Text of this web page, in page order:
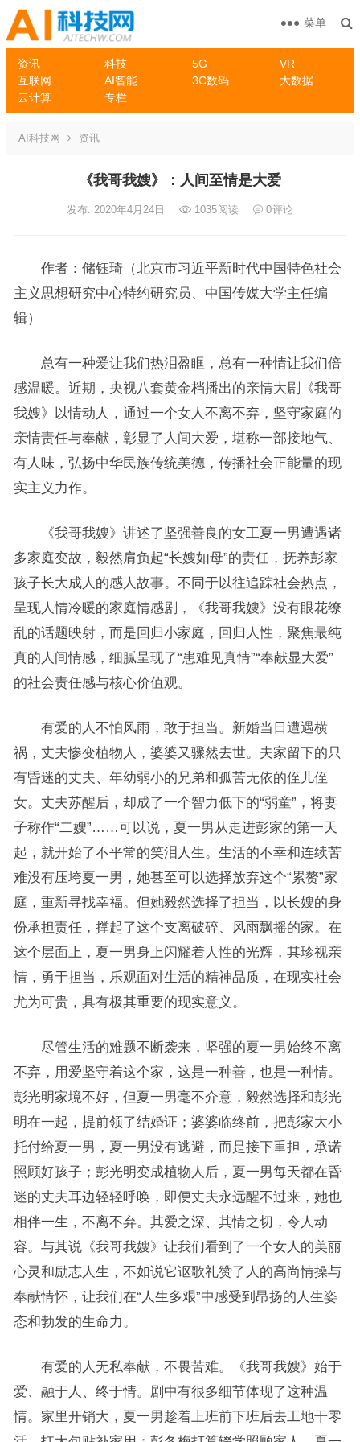
资讯 科技 5G
VR
互联网
AI智能 3C数码
大数据
云计算
专栏
菜单
AI科技网 资讯
《我哥我嫂》：人间至情是大爱
发布: 2020年4月24日 1035阅读 0评论
作者：储钰琦（北京市习近平新时代中国特色社会
主义思想研究中心特约研究员、中国传媒大学主任编
辑）
总有一种爱让我们热泪盈眶，总有一种情让我们倍
感温暖。近期，央视八套黄金档播出的亲情大剧《我哥
我嫂》以情动人，通过一个女人不离不弃，坚守家庭的
亲情责任与奉献，彰显了人间大爱，堪称一部接地气、
有人味，弘扬中华民族传统美德，传播社会正能量的现
实主义力作。
《我哥我嫂》讲述了坚强善良的女工夏一男遭遇诸
多家庭变故，毅然肩负起“长嫂如母”的责任，抚养彭家
孩子长大成人的感人故事。不同于以往追踪社会热点，
呈现人情冷暖的家庭情感剧，《我哥我嫂》没有眼花缭
乱的话题映射，而是回归小家庭，回归人性，聚焦最纯
真的人间情感，细腻呈现了“患难见真情”“奉献显大爱”
的社会责任感与核心价值观。
有爱的人不怕风雨，敢于担当。新婚当日遭遇横
祸，丈夫惨变植物人，婆婆又骤然去世。夫家留下的只
有昏迷的丈夫、年幼弱小的兄弟和孤苦无依的侄儿侄
女。丈夫苏醒后，却成了一个智力低下的“弱童”，将妻
子称作“二嫂”……可以说，夏一男从走进彭家的第一天
起，就开始了不平常的笑泪人生。生活的不幸和连续苦
难没有压垮夏一男，她甚至可以选择放弃这个“累赘”家
庭，重新寻找幸福。但她毅然选择了担当，以长嫂的身
份承担责任，撑起了这个支离破碎、风雨飘摇的家。在
这个层面上，夏一男身上闪耀着人性的光辉，其珍视亲
情，勇于担当，乐观面对生活的精神品质，在现实社会
尤为可贵，具有极其重要的现实意义。
尽管生活的难题不断袭来，坚强的夏一男始终不离
不弃，用爱坚守着这个家，这是一种善，也是一种情。
彭光明家境不好，但夏一男毫不介意，毅然选择和彭光
明在一起，提前领了结婚证；婆婆临终前，把彭家大小
托付给夏一男，夏一男没有逃避，而是接下重担，承诺
照顾好孩子；彭光明变成植物人后，夏一男每天都在昏
迷的丈夫耳边轻轻呼唤，即便丈夫永远醒不过来，她也
相伴一生，不离不弃。其爱之深、其情之切，令人动
容。与其说《我哥我嫂》让我们看到了一个女人的美丽
心灵和励志人生，不如说它讴歌礼赞了人的高尚情操与
奉献情怀，让我们在“人生多艰”中感受到昂扬的人生姿
态和勃发的生命力。
有爱的人无私奉献，不畏苦难。《我哥我嫂》始于
爱、融于人、终于情。剧中有很多细节体现了这种温
情。家里开销大，夏一男趁着上班前下班后去工地干零